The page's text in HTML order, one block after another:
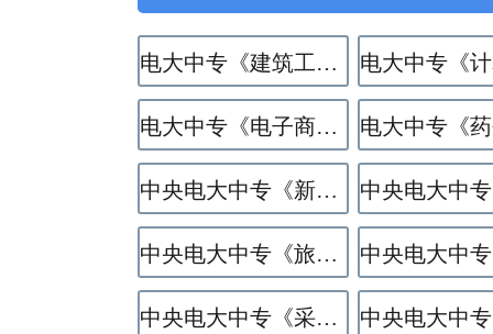
电大中专《建筑工程施工》专业
电大中专《电子商务》专业
中央电大中专《新能源汽车运用与维修》专业
中央电大中专《旅游服务与管理》专业
中央电大中专《采矿技术》专业